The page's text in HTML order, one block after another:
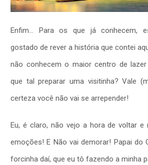
Enfim… Para os que já conhecem,
gostado de rever a história que contei
não conhecem o maior centro de
que tal preparar uma visitinha? Vale
certeza você não vai se arrepender!
Eu, é claro, não vejo a hora de voltar e
emoções! E Não vai demorar! Papai do
forcinha daí, que eu tô fazendo a minha